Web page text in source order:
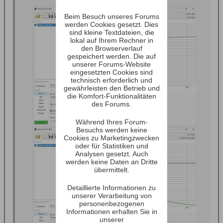
Beim Besuch unseres Forums
werden Cookies gesetzt. Dies
sind kleine Textdateien, die
lokal auf Ihrem Rechner in
den Browserverlauf
gespeichert werden. Die auf
unserer Forums-Website
eingesetzten Cookies sind
technisch erforderlich und
gewährleisten den Betrieb und
die Komfort-Funktionalitäten
des Forums.
Während Ihres Forum-
Besuchs werden keine
Cookies zu Marketingzwecken
oder für Statistiken und
Analysen gesetzt. Auch
werden keine Daten an Dritte
übermittelt.
Detaillierte Informationen zu
unserer Verarbeitung von
personenbezogenen
Informationen erhalten Sie in
unserer